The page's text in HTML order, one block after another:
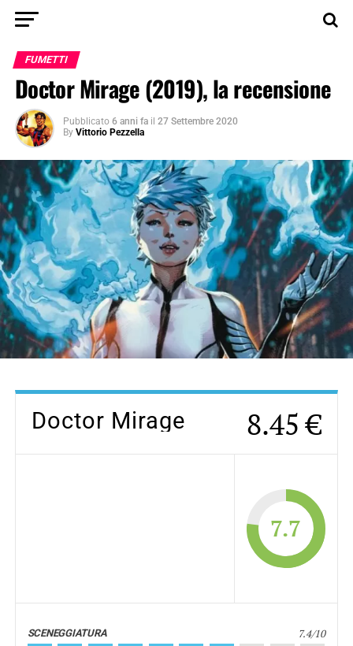
FUMETTI
Doctor Mirage (2019), la recensione
Pubblicato 6 anni fa il 27 Settembre 2020
By Vittorio Pezzella
Doctor Mirage 8.45 €
7.7
SCENEGGIATURA 7.4/10